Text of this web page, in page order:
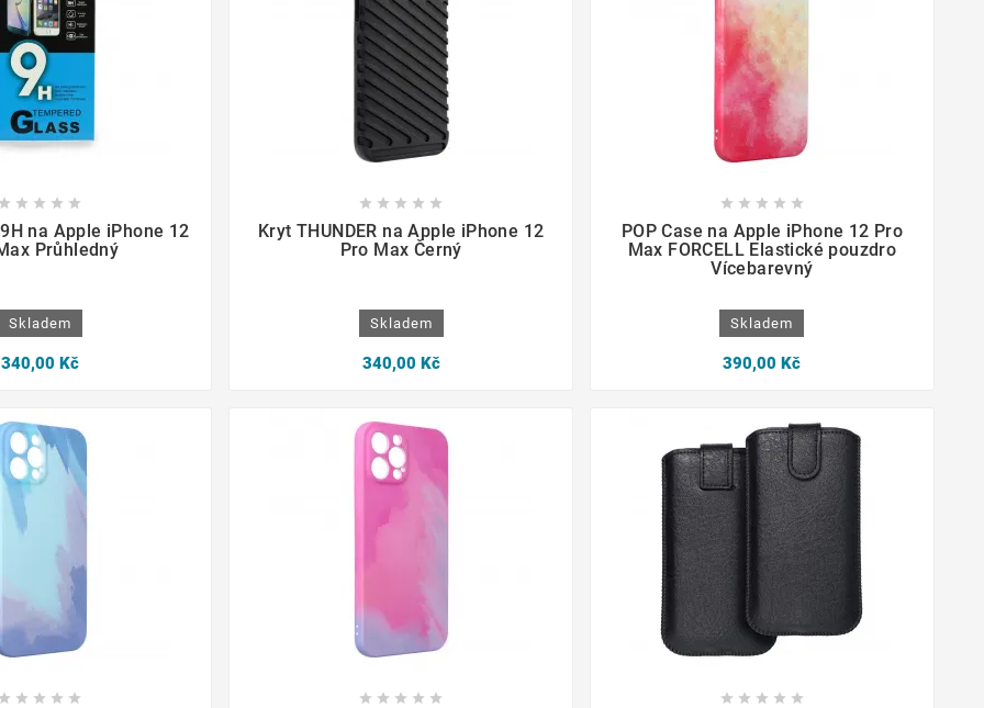
    
na Apple iPhone 12
Průhledný
Skladem
340,00 Kč
    
Kryt THUNDER na Apple iPhone 12
Pro Max Černý
Skladem
340,00 Kč
    
POP Case na Apple iPhone 12 Pro
Max FORCELL Elastické pouzdro
Vícebarevný
Skladem
390,00 Kč
              